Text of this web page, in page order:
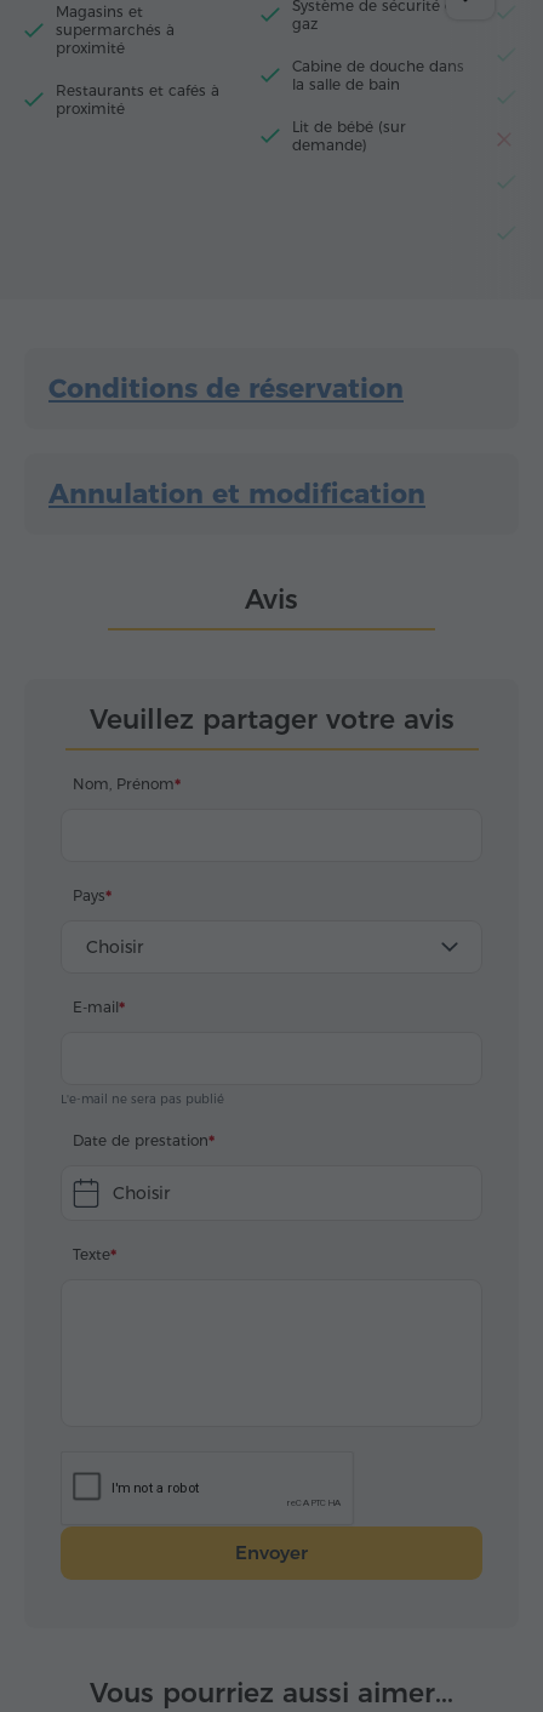
Magasins et
supermarchés à
proximité
Restaurants et cafés à
proximité
Système de sécurité de
gaz
Cabine de douche dans
la salle de bain
Lit de bébé (sur
demande)
Conditions de réservation
Annulation et modification
Avis
Veuillez partager votre avis
Nom, Prénom
Pays
Choisir
E-mail
L'e-mail ne sera pas publié
Date de prestation
Choisir
Texte
Envoyer
Vous pourriez aussi aimer...